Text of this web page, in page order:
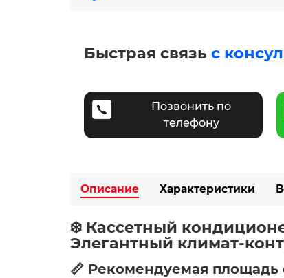
Быстрая связь с
Позвонить по
телефону
Описание Характеристики
❄️ Кассетный
Элегантный климат-
📏 Рекомендуемая площадь